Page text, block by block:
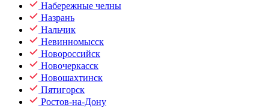
Набережные челны
Назрань
Нальчик
Невинномысск
Новороссийск
Новочеркасск
Новошахтинск
Пятигорск
Ростов-на-Дону